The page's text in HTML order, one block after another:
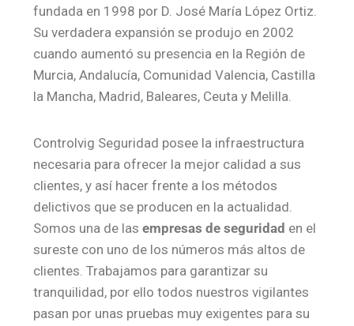
fundada en 1998 por D. José María López Ortiz.
Su verdadera expansión se produjo en 2002
cuando aumentó su presencia en la Región de
Murcia, Andalucía, Comunidad Valencia, Castilla
la Mancha, Madrid, Baleares, Ceuta y Melilla.
Controlvig Seguridad posee la infraestructura
necesaria para ofrecer la mejor calidad a sus
clientes, y así hacer frente a los métodos
delictivos que se producen en la actualidad.
Somos una de las empresas de seguridad en el
sureste con uno de los números más altos de
clientes. Trabajamos para garantizar su
tranquilidad, por ello todos nuestros vigilantes
pasan por unas pruebas muy exigentes para su